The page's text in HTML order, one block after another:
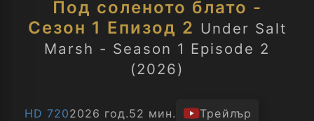
Под соленото блато -
Сезон 1 Епизод 2 Under Salt
Marsh - Season 1 Episode 2
(2026)
HD 7202026 год.52 мин. Трейлър